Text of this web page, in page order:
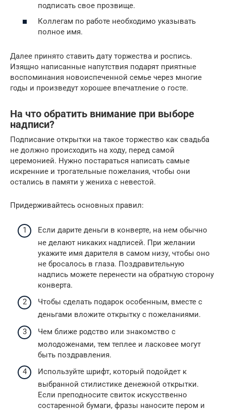
подписать свое прозвище.
Коллегам по работе необходимо указывать
полное имя.
Далее принято ставить дату торжества и роспись.
Изящно написанные напутствия подарят приятные
воспоминания новоиспеченной семье через многие
годы и произведут хорошее впечатление о госте.
На что обратить внимание при выборе
надписи?
Подписание открытки на такое торжество как свадьба
не должно происходить на ходу, перед самой
церемонией. Нужно постараться написать самые
искренние и трогательные пожелания, чтобы они
остались в памяти у жениха с невестой.
Придерживайтесь основных правил:
Если дарите деньги в конверте, на нем обычно
не делают никаких надписей. При желании
укажите имя дарителя в самом низу, чтобы оно
не бросалось в глаза. Поздравительную
надпись можете перенести на обратную сторону
конверта.
Чтобы сделать подарок особенным, вместе с
деньгами вложите открытку с пожеланиями.
Чем ближе родство или знакомство с
молодоженами, тем теплее и ласковее могут
быть поздравления.
Используйте шрифт, который подойдет к
выбранной стилистике денежной открытки.
Если преподносите свиток искусственно
состаренной бумаги, фразы наносите пером и